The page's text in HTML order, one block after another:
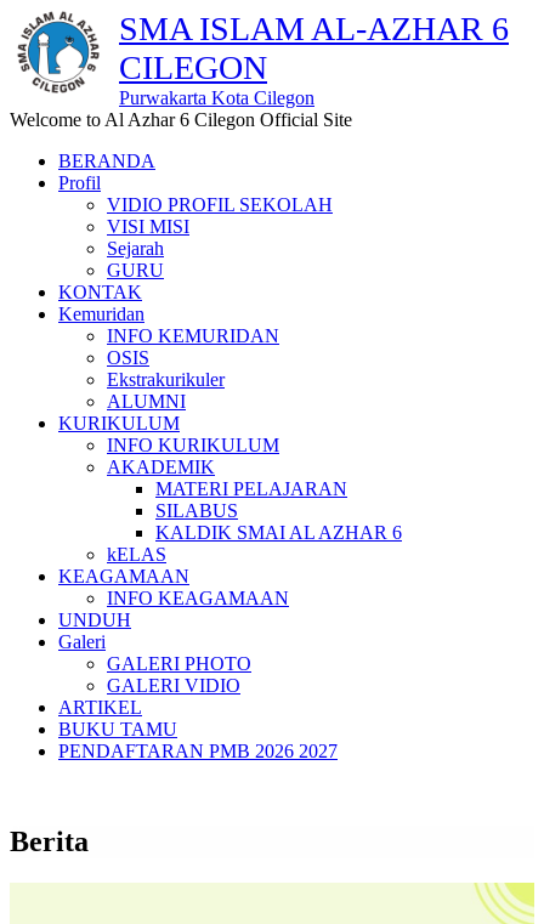
SMA ISLAM AL-AZHAR 6
CILEGON
Purwakarta Kota Cilegon
Welcome to Al Azhar 6 Cilegon Official Site
BERANDA
Profil
VIDIO PROFIL SEKOLAH
VISI MISI
Sejarah
GURU
KONTAK
Kemuridan
INFO KEMURIDAN
OSIS
Ekstrakurikuler
ALUMNI
KURIKULUM
INFO KURIKULUM
AKADEMIK
MATERI PELAJARAN
SILABUS
KALDIK SMAI AL AZHAR 6
kELAS
KEAGAMAAN
INFO KEAGAMAAN
UNDUH
Galeri
GALERI PHOTO
GALERI VIDIO
ARTIKEL
BUKU TAMU
PENDAFTARAN PMB 2026 2027
Berita